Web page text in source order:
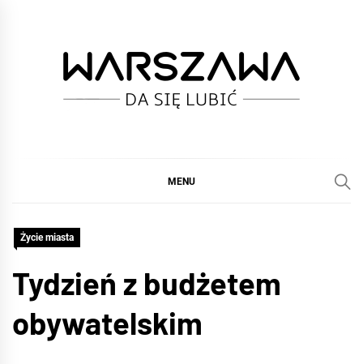
MENU
Życie miasta
Tydzień z budżetem
obywatelskim